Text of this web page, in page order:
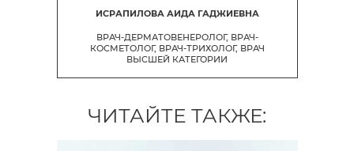
ИСРАПИЛОВА АИДА ГАДЖИЕВНА
ВРАЧ-ДЕРМАТОВЕНЕРОЛОГ, ВРАЧ-
КОСМЕТОЛОГ, ВРАЧ-ТРИХОЛОГ, ВРАЧ
ВЫСШЕЙ КАТЕГОРИИ
ЧИТАЙТЕ ТАКЖЕ: